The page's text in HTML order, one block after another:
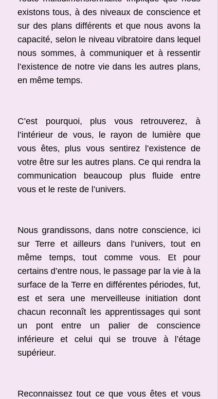
existons tous, à des niveaux de conscience et
sur des plans différents et que nous avons la
capacité, selon le niveau vibratoire dans lequel
nous sommes, à communiquer et à ressentir
l’existence de notre vie dans les autres plans,
en même temps.
C’est pourquoi, plus vous retrouverez, à
l’intérieur de vous, le rayon de lumière que
vous êtes, plus vous sentirez l’existence de
votre être sur les autres plans. Ce qui rendra la
communication beaucoup plus fluide entre
vous et le reste de l’univers.
Nous grandissons, dans notre conscience, ici
sur Terre et ailleurs dans l’univers, tout en
même temps, tout comme vous. Et pour
certains d’entre nous, le passage par la vie à la
surface de la Terre en différentes périodes, fut,
est et sera une merveilleuse initiation dont
chacun reconnaît les apprentissages qui sont
un pont entre un palier de conscience
inférieure et celui qui se trouve à l’étage
supérieur.
Reconnaissez tout ce que vous êtes et vous